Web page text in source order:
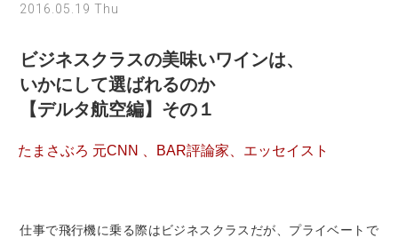
2016.05.19 Thu
ビジネスクラスの美味いワインは、
いかにして選ばれるのか
【デルタ航空編】その１
たまさぶろ 元CNN 、BAR評論家、エッセイスト
仕事で飛行機に乗る際はビジネスクラスだが、プライベートで